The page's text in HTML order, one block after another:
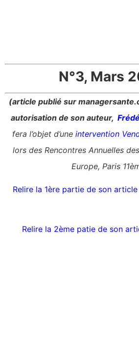
N°3, Mars
(article publié sur
autorisation de son auteur,
fera l’objet d’une intervention
lors des Rencontres Annuelles
Europe, Paris
Relire la 1ère partie de son
Relire la 2ème patie de son